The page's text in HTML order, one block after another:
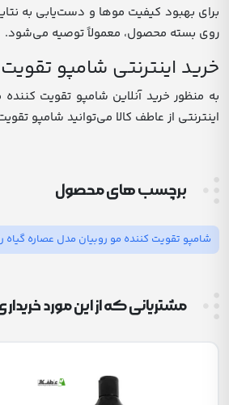
برای بهبود کیفیت موها و دست‌یابی به
روی بسته محصول، معمولاً توصیه می‌شود.
خرید اینترنتی شامپو
به منظور خرید آنلاین شامپو تقویت
اینترنتی از عاطف کالا می‌توانید شامپو
برچسب های محصول
شامپو تقویت کننده مو روبیان مدل عصاره گیاه
مشتریانی که از این مورد